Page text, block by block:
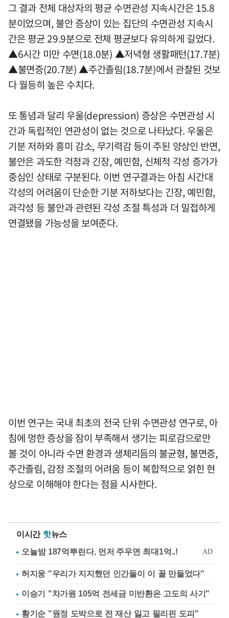
그 결과 전체 대상자의 평균 수면관성 지속시간은 15.8
분이었으며, 불안 증상이 있는 집단의 수면관성 지속시
간은 평균 29.9분으로 전체 평균보다 유의하게 길었다.
▲6시간 미만 수면(18.0분) ▲저녁형 생활패턴(17.7분)
▲불면증(20.7분) ▲주간졸림(18.7분)에서 관찰된 것보
다 월등히 높은 수치다.
또 통념과 달리 우울(depression) 증상은 수면관성 시
간과 독립적인 연관성이 없는 것으로 나타났다. 우울은
기분 저하와 흥미 감소, 무기력감 등이 주된 양상인 반면,
불안은 과도한 걱정과 긴장, 예민함, 신체적 각성 증가가
중심인 상태로 구분된다. 이번 연구결과는 아침 시간대
각성의 어려움이 단순한 기분 저하보다는 긴장, 예민함,
과각성 등 불안과 관련된 각성 조절 특성과 더 밀접하게
연결됐을 가능성을 보여준다.
이번 연구는 국내 최초의 전국 단위 수면관성 연구로, 아
침에 멍한 증상을 잠이 부족해서 생기는 피로감으로만
볼 것이 아니라 수면 환경과 생체리듬의 불균형, 불면증,
주간졸림, 감정 조절의 어려움 등이 복합적으로 얽힌 현
상으로 이해해야 한다는 점을 시사한다.
이시간 핫뉴스
허지웅 "우리가 지지했던 인간들이 이 꼴 만들었다"
이승기 "차가원 105억 전세금 미반환은 고도의 사기"
황기순 "원정 도박으로 전 재산 잃고 필리핀 도피"